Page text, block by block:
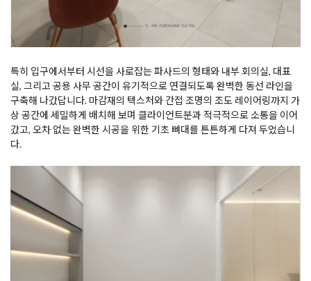
특히 입구에서부터 시선을 사로잡는 파사드의 형태와 내부 회의실, 대표
실, 그리고 공용 사무 공간이 유기적으로 연결되도록 완벽한 동선 라인을
구축해 나갔답니다. 마감재의 텍스처와 간접 조명의 조도 레이어링까지 가
상 공간에 세밀하게 배치해 보며 클라이언트분과 적극적으로 소통을 이어
갔고, 오차 없는 완벽한 시공을 위한 기초 뼈대를 튼튼하게 다져 두었습니
다.